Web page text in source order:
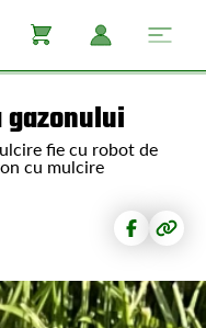
fie cu robot de
cu mulcire